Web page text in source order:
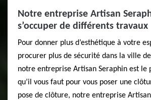
Notre entreprise Artisan
s’occuper de différents travaux
Pour donner plus d’esthétique à votre
procurer plus de sécurité dans la ville
notre entreprise Artisan Seraphin est le
qu’il vous faut pour vous poser une
pose de clôture, notre entreprise